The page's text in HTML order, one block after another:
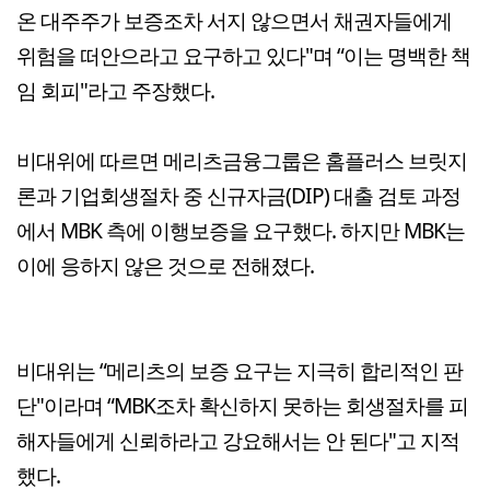
온 대주주가 보증조차 서지 않으면서 채권자들에게
위험을 떠안으라고 요구하고 있다"며 “이는 명백한 책
임 회피"라고 주장했다.
비대위에 따르면 메리츠금융그룹은 홈플러스 브릿지
론과 기업회생절차 중 신규자금(DIP) 대출 검토 과정
에서 MBK 측에 이행보증을 요구했다. 하지만 MBK는
이에 응하지 않은 것으로 전해졌다.
비대위는 “메리츠의 보증 요구는 지극히 합리적인 판
단"이라며 “MBK조차 확신하지 못하는 회생절차를 피
해자들에게 신뢰하라고 강요해서는 안 된다"고 지적
했다.